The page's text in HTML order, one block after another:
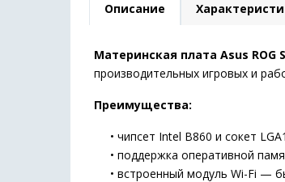
Описание
Материнская плата Asus ROG
производительных игровых и
Преимущества:
• чипсет Intel B860 и сокет
• поддержка оперативной
• встроенный модуль Wi-Fi —